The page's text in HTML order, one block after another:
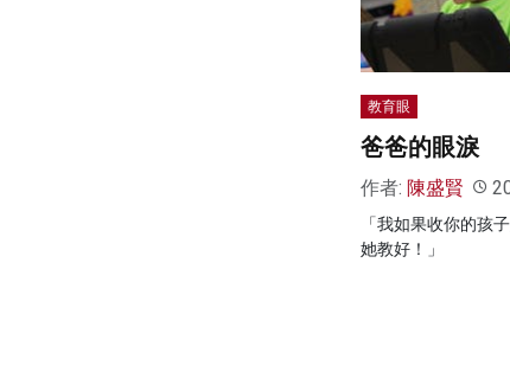
教育眼
爸爸的眼淚
作者: 陳盛賢
「我如果收你的孩
她教好！」